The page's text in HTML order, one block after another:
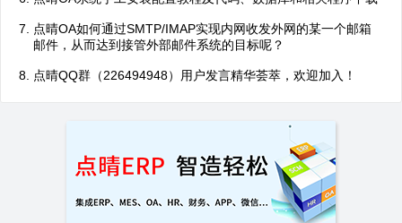
点晴OA如何通过SMTP/IMAP实现内网收发外网的某一个邮箱
邮件，从而达到接管外部邮件系统的目标呢？
点晴QQ群（226494948）用户发言精华荟萃，欢迎加入！